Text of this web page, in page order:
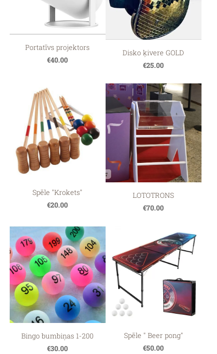
Portatīvs projektors
€40.00
Disko ķivere GOLD
€25.00
Spēle "Krokets"
€20.00
LOTOTRONS
€70.00
Bingo bumbiņas 1-200
€30.00
Spēle " Beer pong"
€50.00